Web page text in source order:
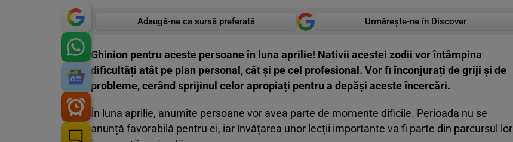
Adaugă-ne ca sursă preferată Urmărește-ne în Discover
Ghinion pentru aceste persoane în luna aprilie! Nativii acestei zodii vor întâmpina
dificultăți atât pe plan personal, cât și pe cel profesional. Vor fi înconjurați de griji și de
probleme, cerând sprijinul celor apropiați pentru a depăși aceste încercări.
În luna aprilie, anumite persoane vor avea parte de momente dificile. Perioada nu se
anunță favorabilă pentru ei, iar învățarea unor lecții importante va fi parte din parcursul lor